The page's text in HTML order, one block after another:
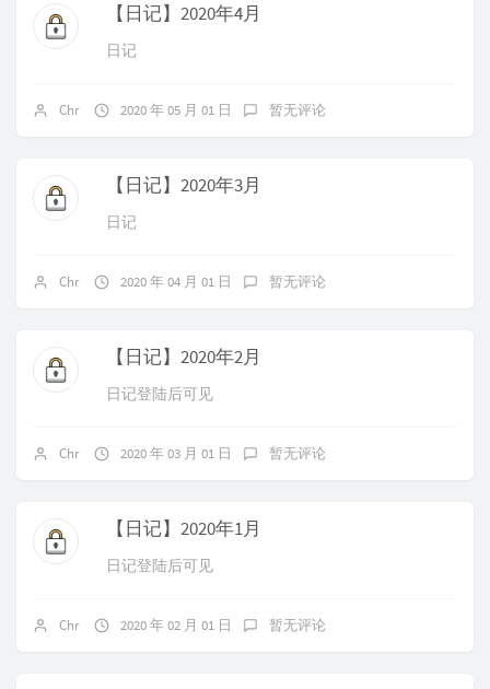
【日记】2020年4月
日记
Chr 2020 年 05 月 01 日 暂无评论
【日记】2020年3月
日记
Chr 2020 年 04 月 01 日 暂无评论
【日记】2020年2月
日记登陆后可见
Chr 2020 年 03 月 01 日 暂无评论
【日记】2020年1月
日记登陆后可见
Chr 2020 年 02 月 01 日 暂无评论